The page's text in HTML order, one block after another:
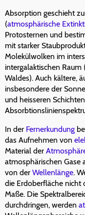
Absorption geschieht
(atmosphärische
Protosternen und
mit starker
Molekülwolken im
intergalaktischen
Waldes). Auch kältere,
insbesondere der
und heisseren
In der Fernerkundung
das Aufnehmen von
Material der
atmosphärischen Gase
von der Wellenlänge.
die Erdoberfläche nicht
Maße. Die
durchdringen, werden